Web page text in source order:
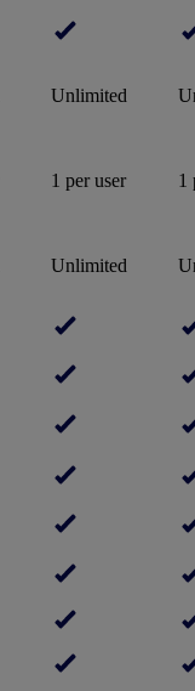
Unlimited
1 per user 1
Unlimited